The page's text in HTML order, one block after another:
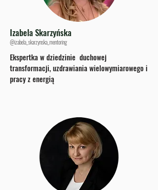
Izabela Skarzyńska
@izabela_skarzynska_mentoring
Ekspertka w dziedzinie duchowej
transformacji, uzdrawiania wielowymiarowego i
pracy z energią